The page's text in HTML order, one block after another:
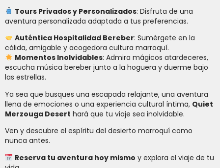
Tours Privados y Personalizados: Disfruta de una
aventura personalizada adaptada a tus preferencias.
Auténtica Hospitalidad Bereber: Sumérgete en la
cálida, amigable y acogedora cultura marroquí.
Momentos Inolvidables: Admira mágicos atardeceres,
escucha música bereber junto a la hoguera y duerme bajo
las estrellas.
Ya sea que busques una escapada relajante, una aventura
llena de emociones o una experiencia cultural íntima, Quiet
Merzouga Desert hará que tu viaje sea inolvidable.
Ven y descubre el espíritu del desierto marroquí como
nunca antes.
Reserva tu aventura hoy mismo y explora el viaje de tu